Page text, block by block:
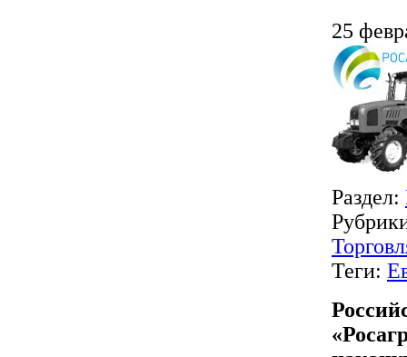
25
Раздел:
Теги: